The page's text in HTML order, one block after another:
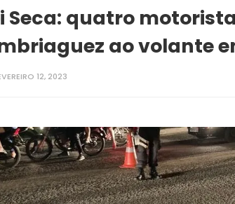
Seca: quatro
ao volante
12, 2023